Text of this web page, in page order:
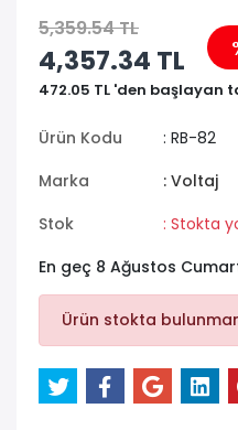
5,359.54 TL
4,357.34 TL
472.05 TL 'den başlayan
Ürün Kodu
: RB-82
Marka
: Voltaj
Stok
: Stokta
En geç 8 Ağustos
Ürün stokta